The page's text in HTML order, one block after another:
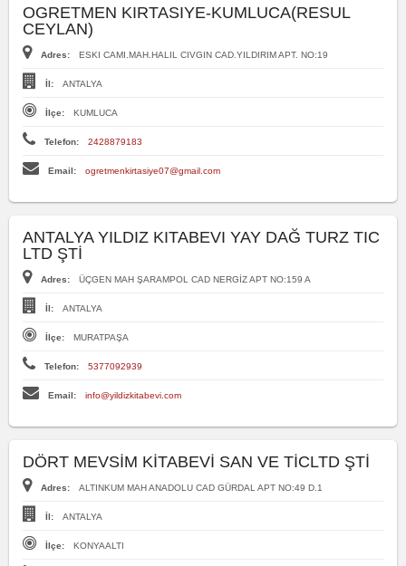
OGRETMEN KIRTASIYE-KUMLUCA(RESUL
CEYLAN)
Adres: ESKI CAMI.MAH.HALIL CIVGIN CAD.YILDIRIM APT. NO:19
İl: ANTALYA
İlçe: KUMLUCA
Telefon: 2428879183
Email: ogretmenkirtasiye07@gmail.com
ANTALYA YILDIZ KITABEVI YAY DAĞ TURZ TIC
LTD ŞTİ
Adres: ÜÇGEN MAH ŞARAMPOL CAD NERGİZ APT NO:159 A
İl: ANTALYA
İlçe: MURATPAŞA
Telefon: 5377092939
Email: info@yildizkitabevi.com
DÖRT MEVSİM KİTABEVİ SAN VE TİCLTD ŞTİ
Adres: ALTINKUM MAH ANADOLU CAD GÜRDAL APT NO:49 D.1
İl: ANTALYA
İlçe: KONYAALTI